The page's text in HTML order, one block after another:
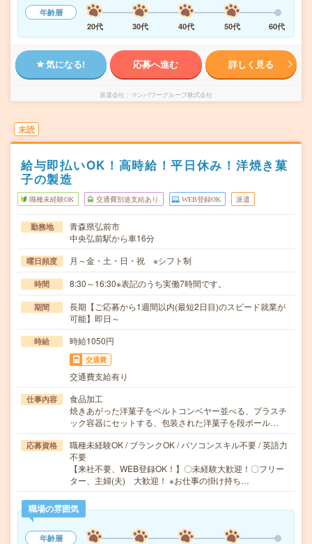
年齢層
20代
30代 40代 50代 60代
気になる! 応募へ進む 詳しく見る
派遣会社 マンパワーグループ株式会社
未読
給与即払いOK！高時給！平日休み！洋焼き菓
子の製造
職種未経験OK 交通費別途支給あり WEB登録OK 派遣
勤務地
青森県弘前市
中央弘前駅から車16分
曜日頻度 月～金・土・日・祝 ※シフト制
時間 8:30～16:30※表記のうち実働7時間です。
期間
長期【ご応募から1週間以内(最短2日目)のスピード就業が
可能】即日～
時給 時給1050円
交通費
交通費支給有り
仕事内容
食品加工
焼きあがった洋菓子をベルトコンベヤー並べる、プラスチ
ック容器にセットする、包装された洋菓子を段ボール…
応募資格
職種未経験OK / ブランクOK / パソコンスキル不要 / 英語力
不要
【来社不要、WEB登録OK！】〇未経験大歓迎！〇フリー
ター、主婦(夫) 大歓迎！ ※お仕事の掛け持ち…
職場の雰囲気
年齢層